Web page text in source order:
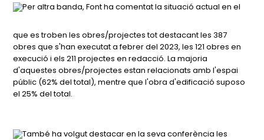
Per altra banda, Font ha comentat la situació actual en el
que es troben les obres/projectes tot destacant les 387
obres que s'han executat a febrer del 2023, les 121 obres en
execució i els 211 projectes en redacció. La majoria
d'aquestes obres/projectes estan relacionats amb l'espai
públic (62% del total), mentre que l'obra d'edificació suposo
el 25% del total.
També ha volgut destacar en la seva conferència les